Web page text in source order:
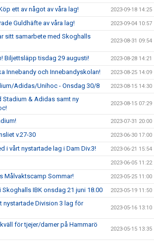
ett av något av våra lag! 2023-09-18 14:25
Guldhäfte av våra lag! 2023-09-04 10:57
sitt samarbete med Skoghalls
2023-08-31 09:54
Biljettsläpp tisdag 29 augusti! 2023-08-28 14:21
Innebandy och Innebandyskolan! 2023-08-25 14:09
Adidas/Unihoc - Onsdag 30/8 2023-08-15 14:30
& Adidas samt ny
2023-08-15 07:29
2023-07-31 20:00
v.27-30 2023-06-30 17:00
i vårt nystartade lag i Dam Div.3! 2023-06-21 15:54
2023-06-05 11:22
Målvaktscamp Sommar! 2023-05-25 11:00
IBK onsdag 21 juni 18.00 2023-05-19 11:50
nystartade Division 3 lag för
2023-05-16 13:10
för tjejer/damer på Hammarö
2023-05-15 13:35